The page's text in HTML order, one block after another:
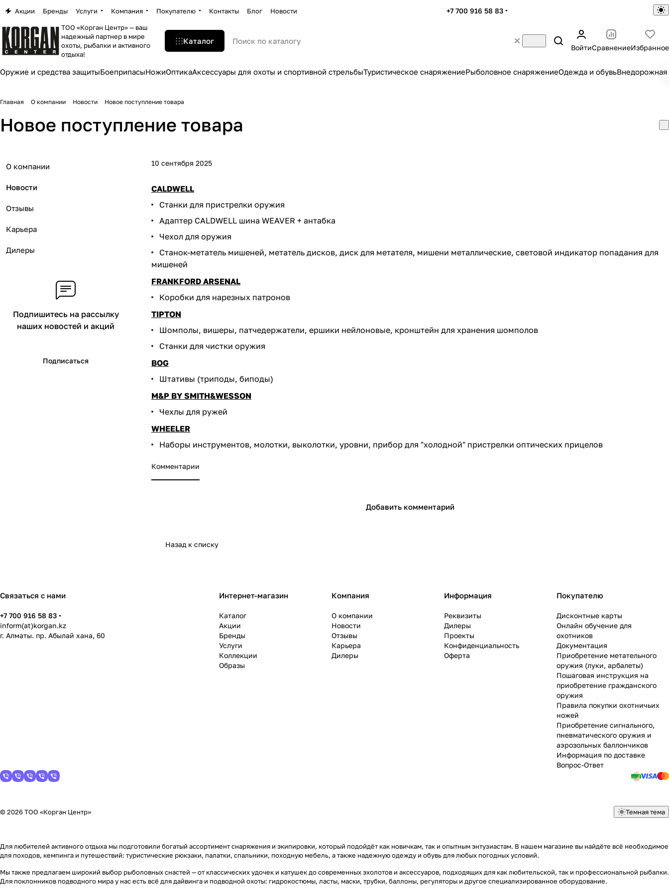
Акции Бренды Услуги Компания Покупателю Контакты Блог Новости +7 700 916 58 83
ТОО «Корган Центр» — ваш
надежный партнер в мире
охоты, рыбалки и активного
отдыха!
Каталог
ВойтиСравнениеИзбранное
Оружие и средства защитыБоеприпасыНожиОптикаАксессуары для охоты и спортивной стрельбыТуристическое снаряжениеРыболовное снаряжениеОдежда и обувьВнедорожная
Главная О компании Новости Новое поступление товара
Новое поступление товара
10 сентября 2025
CALDWELL
Станки для пристрелки оружия
Адаптер CALDWELL шина WEAVER + антабка
Чехол для оружия
Станок-метатель мишеней, метатель дисков, диск для метателя, мишени металлические, световой индикатор попадания для
мишеней
FRANKFORD ARSENAL
Коробки для нарезных патронов
TIPTON
Шомполы, вишеры, патчедержатели, ершики нейлоновые, кронштейн для хранения шомполов
Станки для чистки оружия
BOG
Штативы (триподы, биподы)
M&P BY SMITH&WESSON
Чехлы для ружей
WHEELER
Наборы инструментов, молотки, выколотки, уровни, прибор для "холодной" пристрелки оптических прицелов
Комментарии
Добавить комментарий
Назад к списку
О компании
Новости
Отзывы
Карьера
Дилеры
Подпишитесь на рассылку
наших новостей и акций
Подписаться
Связаться с нами
+7 700 916 58 83
inform(at)korgan.kz
г. Алматы. пр. Абылай хана, 60
Интернет-магазин
Каталог
Акции
Бренды
Услуги
Коллекции
Образы
Компания
О компании
Новости
Отзывы
Карьера
Дилеры
Информация
Реквизиты
Дилеры
Проекты
Конфиденциальность
Оферта
Покупателю
Дисконтные карты
Онлайн обучение для
охотников
Документация
Приобретение метательного
оружия (луки, арбалеты)
Пошаговая инструкция на
приобретение гражданского
оружия
Правила покупки охотничьих
ножей
Приобретение сигнального,
пневматического оружия и
аэрозольных баллончиков
Информация по доставке
Вопрос-Ответ
© 2026 ТОО «Корган Центр» Темная тема
Для любителей активного отдыха мы подготовили богатый ассортимент снаряжения и экипировки, который подойдёт как новичкам, так и опытным энтузиастам. В нашем магазине вы найдёте всё необходимое
для походов, кемпинга и путешествий: туристические рюкзаки, палатки, спальники, походную мебель, а также надежную одежду и обувь для любых погодных условий.
Мы также предлагаем широкий выбор рыболовных снастей — от классических удочек и катушек до современных эхолотов и аксессуаров, подходящих для как любительской, так и профессиональной рыбалки.
Для поклонников подводного мира у нас есть всё для дайвинга и подводной охоты: гидрокостюмы, ласты, маски, трубки, баллоны, регуляторы и другое специализированное оборудование.